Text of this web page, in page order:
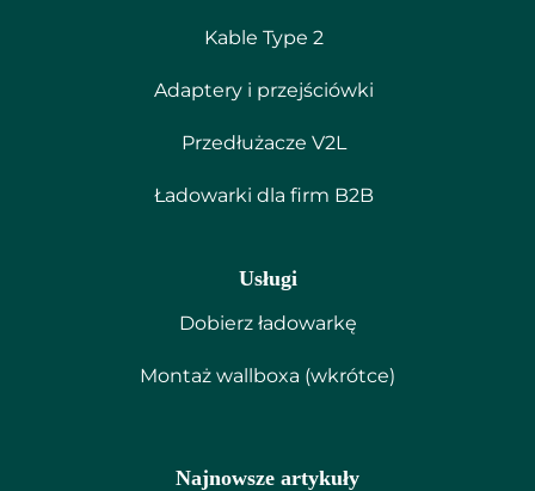
Kable Type 2
Adaptery i przejściówki
Przedłużacze V2L
Ładowarki dla firm B2B
Najnowsze artykuły
Usługi
Dobierz ładowarkę
Montaż wallboxa (wkrótce)